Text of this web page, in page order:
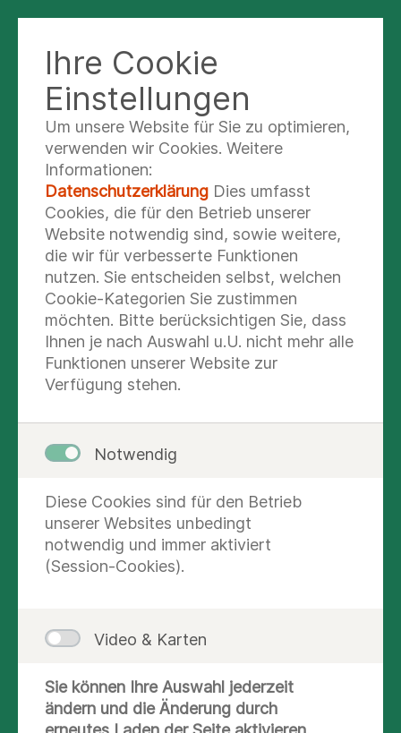
ASB KLINIK RADEBERG
Alterstraumatologie
Mehr als 400.000 Menschen pro Jahr
werden nach Angaben der Deutschen
Gesellschaft für Unfallchirurgie (DGU)
nach einem Sturz ins Krankenhaus
eingewiesen. Viele von ihnen sind
Senioren. Die häufigste Diagnose ist der
Oberschenkelhalsbruch. Aber auch
Brüche des Beckens, der Schulter oder
Wirbelfrakturen sind typisch für
Lebensalter.
eine Operation in der orthopädischen
Chirurgie unsers Hauses notwendig.
Danach helfen Ihnen die Mitarbeiter der
Geriatrie mit einer speziell auf Sie
schnell wieder beweglich sind.
SPRECHEN SIE UNS AN
Ihre Cookie
Einstellungen
Um unsere Website für Sie zu optimieren,
verwenden wir Cookies. Weitere
Informationen:
Datenschutzerklärung Dies umfasst
Cookies, die für den Betrieb unserer
Website notwendig sind, sowie weitere,
die wir für verbesserte Funktionen
nutzen. Sie entscheiden selbst, welchen
Cookie-Kategorien Sie zustimmen
möchten. Bitte berücksichtigen Sie, dass
Ihnen je nach Auswahl u.U. nicht mehr alle
Funktionen unserer Website zur
Verfügung stehen.
Notwendig
Diese Cookies sind für den Betrieb
unserer Websites unbedingt
notwendig und immer aktiviert
(Session-Cookies).
Video & Karten
Sie können Ihre Auswahl jederzeit
ändern und die Änderung durch